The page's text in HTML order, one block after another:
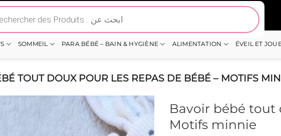
SOMMEIL PARA BÉBÉ – BAIN & HYGIÈNE ALIMENTATION ÉVEIL ET
TOUT DOUX POUR LES REPAS DE BÉBÉ – MOTIFS
Bavoir bébé tout
Motifs minnie